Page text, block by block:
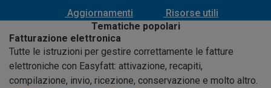
Aggiornamenti
Risorse utili
Tematiche popolari
Fatturazione elettronica
Tutte le istruzioni per gestire correttamente le fatture
elettroniche con Easyfatt: attivazione, recapiti,
compilazione, invio, ricezione, conservazione e molto altro.